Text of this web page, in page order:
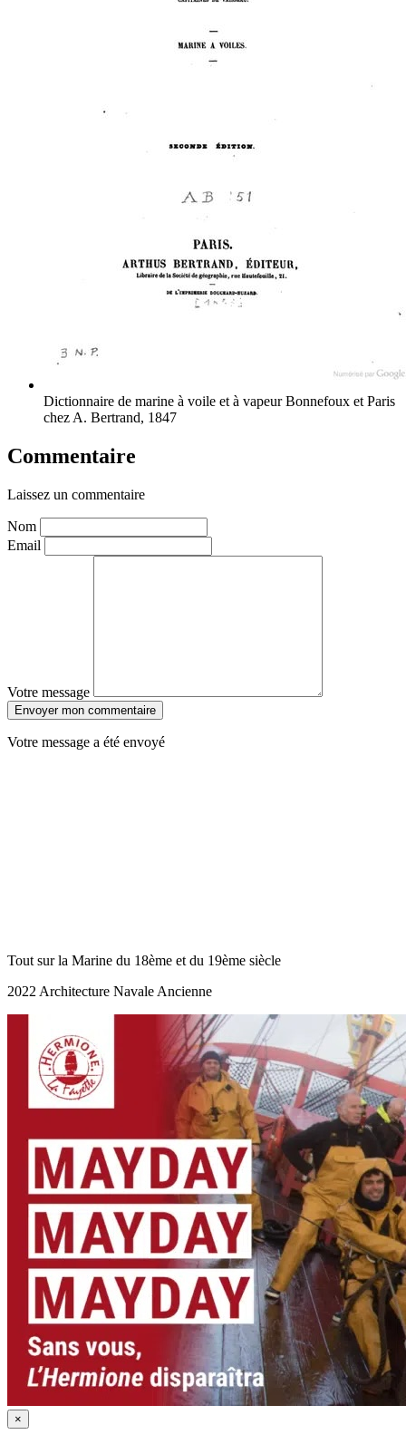
Dictionnaire de marine à voile et à vapeurBonnefoux et Paris
chez A. Bertrand, 1847
Commentaire
Laissez un commentaire
Nom
Email
Votre message
Envoyer mon commentaire
Votre message a été envoyé
Tout sur la Marine du 18ème et du 19ème siècle
2022 Architecture Navale Ancienne
×